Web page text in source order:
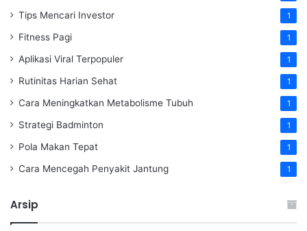
Tips Mencari Investor 1
Fitness Pagi 1
Aplikasi Viral Terpopuler 1
Rutinitas Harian Sehat 1
Cara Meningkatkan Metabolisme Tubuh 1
Strategi Badminton 1
Pola Makan Tepat 1
Cara Mencegah Penyakit Jantung 1
Arsip